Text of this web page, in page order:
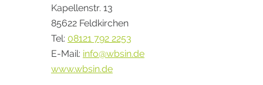
Kapellenstr. 13
85622 Feldkirchen
Tel: 08121 792 2253
E-Mail: info@wbsin.de
www.wbsin.de